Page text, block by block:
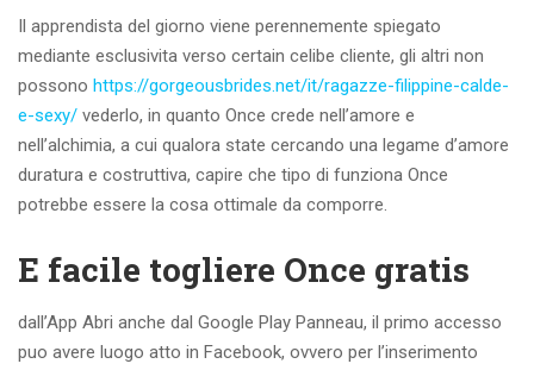
Il apprendista del giorno viene perennemente spiegato
mediante esclusivita verso certain celibe cliente, gli altri non
possono https://gorgeousbrides.net/it/ragazze-filippine-calde-
e-sexy/ vederlo, in quanto Once crede nell’amore e
nell’alchimia, a cui qualora state cercando una legame d’amore
duratura e costruttiva, capire che tipo di funziona Once
potrebbe essere la cosa ottimale da comporre.
E facile togliere Once gratis
dall’App Abri anche dal Google Play Panneau, il primo accesso
puo avere luogo atto in Facebook, ovvero per l’inserimento